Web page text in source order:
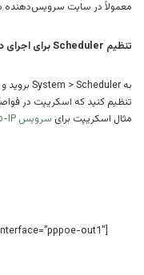
معمولاً در سایت
تنظیم Scheduler برای اجرای دوره‌ای اسکریپت
به System > Scheduler بروید و یک Task جدید ایجاد کنید.
مثال اسکریپت برای سرویس No-IP
out1″]